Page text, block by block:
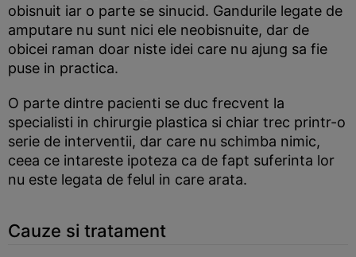
obisnuit iar o parte se sinucid. Gandurile legate de
amputare nu sunt nici ele neobisnuite, dar de
obicei raman doar niste idei care nu ajung sa fie
puse in practica.
O parte dintre pacienti se duc frecvent la
specialisti in chirurgie plastica si chiar trec printr-o
serie de interventii, dar care nu schimba nimic,
ceea ce intareste ipoteza ca de fapt suferinta lor
nu este legata de felul in care arata.
Cauze si tratament